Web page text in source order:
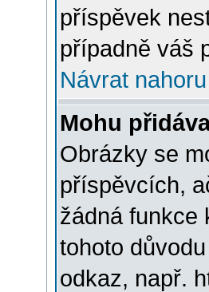
příspěvek
případně váš
Návrat nahoru
Mohu
Obrázky se
příspěvcích,
žádná funkce
tohoto
odkaz, např.